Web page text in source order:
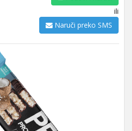
ili
Naruči preko SMS